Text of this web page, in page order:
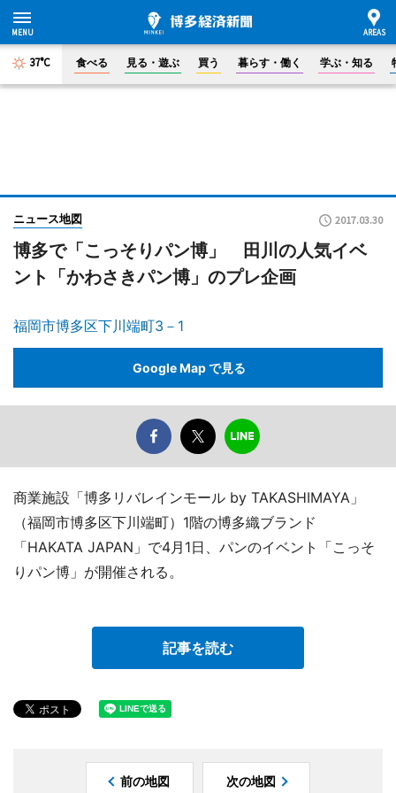
37°C 食べる 見る・遊ぶ 買う 暮らす・働く 学ぶ・知る
ニュース地図 2017.03.30
博多で「こっそりパン博」 田川の人気イベ
ント「かわさきパン博」のプレ企画
福岡市博多区下川端町3－1
Google Map で見る
商業施設「博多リバレインモール by TAKASHIMAYA」
（福岡市博多区下川端町）1階の博多織ブランド
「HAKATA JAPAN」で4月1日、パンのイベント「こっそ
りパン博」が開催される。
記事を読む
前の地図 次の地図